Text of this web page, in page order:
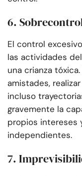
6.
El control
las actividades
una crianza
amistades,
incluso
gravemente la
propios intereses
independientes.
7.